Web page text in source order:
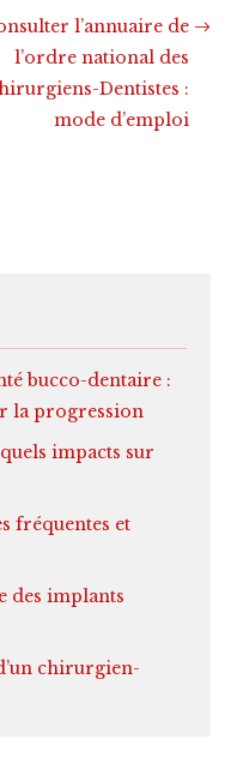
l’annuaire de
l’ordre national des
Dentistes :
mode d’emploi
bucco-dentaire :
la progression
impacts sur
fréquentes et
des implants
chirurgien-